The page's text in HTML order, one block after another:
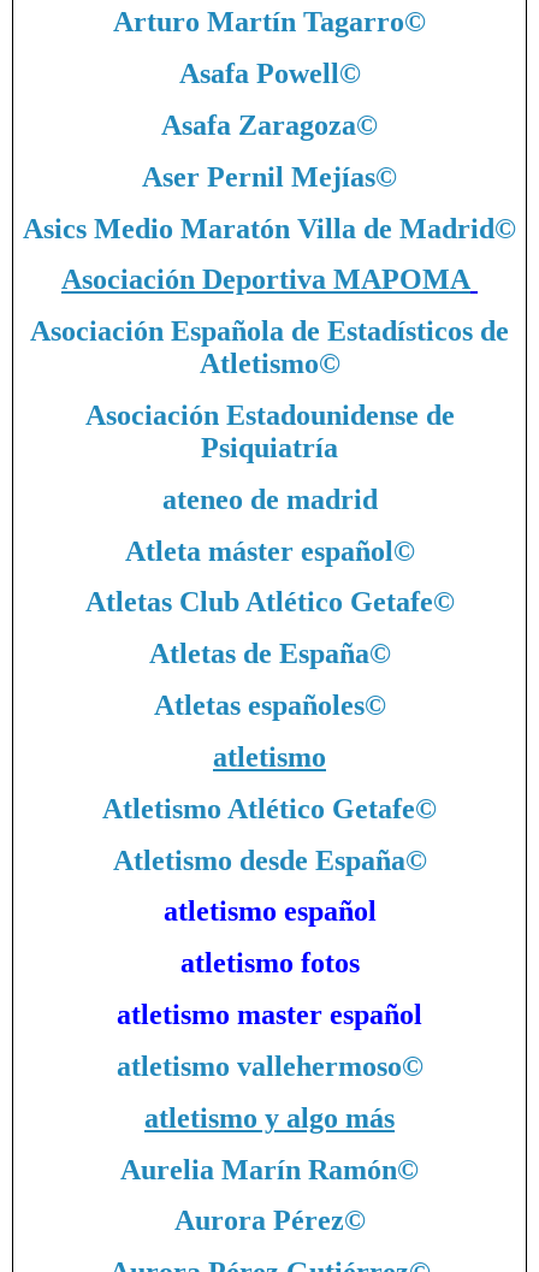
Arturo Martín Tagarro©
Asafa Powell©
Asafa Zaragoza©
Aser Pernil Mejías©
Asics Medio Maratón Villa de Madrid©
Asociación Deportiva MAPOMA
Asociación Española de Estadísticos de
Atletismo©
Asociación Estadounidense de
Psiquiatría
ateneo de madrid
Atleta máster español©
Atletas Club Atlético Getafe©
Atletas de España©
Atletas españoles©
atletismo
Atletismo Atlético Getafe©
Atletismo desde España©
atletismo español
atletismo fotos
atletismo master español
atletismo vallehermoso©
atletismo y algo más
Aurelia Marín Ramón©
Aurora Pérez©